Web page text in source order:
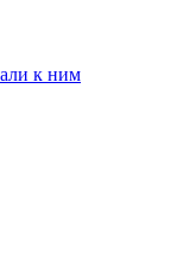
к ним